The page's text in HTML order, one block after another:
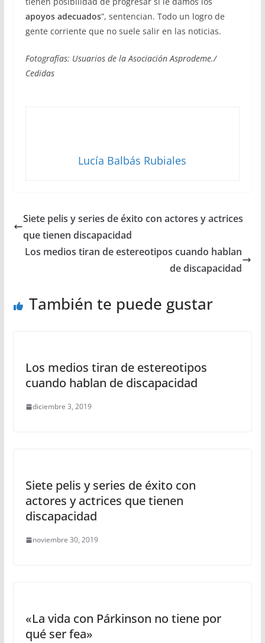
apoyos adecuados”, sentencian. Todo un logro de
gente corriente que no suele salir en las noticias.
Fotografías: Usuarios de la Asociación Asprodeme./
Cedidas
Lucía Balbás Rubiales
Siete pelis y series de éxito con actores y actrices
que tienen discapacidad
Los medios tiran de estereotipos cuando hablan
de discapacidad
También te puede gustar
Los medios tiran de estereotipos
cuando hablan de discapacidad
diciembre 3, 2019
Siete pelis y series de éxito con
actores y actrices que tienen
discapacidad
noviembre 30, 2019
«La vida con Párkinson no tiene por
qué ser fea»